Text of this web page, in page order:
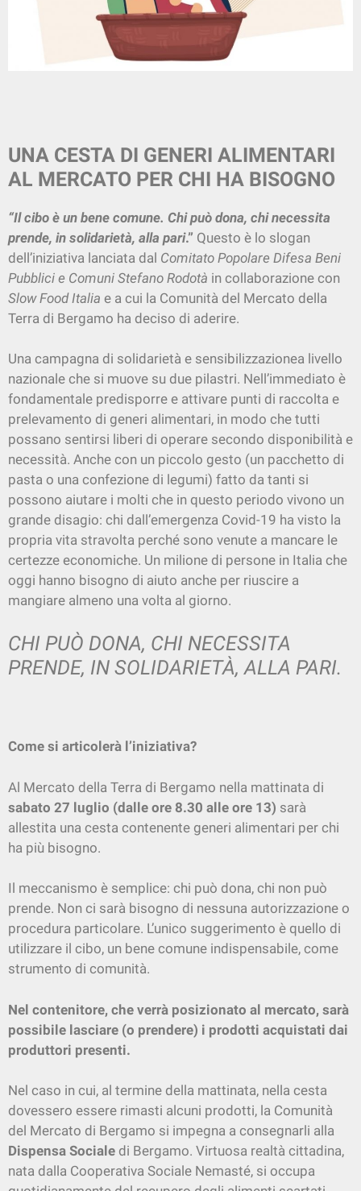
UNA CESTA DI GENERI ALIMENTARI
AL MERCATO PER CHI HA BISOGNO
“Il cibo è un bene comune. Chi può dona, chi necessita
prende, in solidarietà, alla pari.” Questo è lo slogan
dell’iniziativa lanciata dal Comitato Popolare Difesa Beni
Pubblici e Comuni Stefano Rodotà in collaborazione con
Slow Food Italia e a cui la Comunità del Mercato della
Terra di Bergamo ha deciso di aderire.
Una campagna di solidarietà e sensibilizzazionea livello
nazionale che si muove su due pilastri. Nell’immediato è
fondamentale predisporre e attivare punti di raccolta e
prelevamento di generi alimentari, in modo che tutti
possano sentirsi liberi di operare secondo disponibilità e
necessità. Anche con un piccolo gesto (un pacchetto di
pasta o una confezione di legumi) fatto da tanti si
possono aiutare i molti che in questo periodo vivono un
grande disagio: chi dall’emergenza Covid-19 ha visto la
propria vita stravolta perché sono venute a mancare le
certezze economiche. Un milione di persone in Italia che
oggi hanno bisogno di aiuto anche per riuscire a
mangiare almeno una volta al giorno.
CHI PUÒ DONA, CHI NECESSITA
PRENDE, IN SOLIDARIETÀ, ALLA PARI.
Come si articolerà l’iniziativa?
Al Mercato della Terra di Bergamo nella mattinata di
sabato 27 luglio (dalle ore 8.30 alle ore 13) sarà
allestita una cesta contenente generi alimentari per chi
ha più bisogno.
Il meccanismo è semplice: chi può dona, chi non può
prende. Non ci sarà bisogno di nessuna autorizzazione o
procedura particolare. L’unico suggerimento è quello di
utilizzare il cibo, un bene comune indispensabile, come
strumento di comunità.
Nel contenitore, che verrà posizionato al mercato, sarà
possibile lasciare (o prendere) i prodotti acquistati dai
produttori presenti.
Nel caso in cui, al termine della mattinata, nella cesta
dovessero essere rimasti alcuni prodotti, la Comunità
del Mercato di Bergamo si impegna a consegnarli alla
Dispensa Sociale di Bergamo. Virtuosa realtà cittadina,
nata dalla Cooperativa Sociale Nemasté, si occupa